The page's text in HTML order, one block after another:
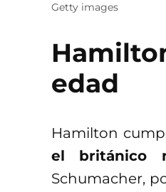
Getty images
edad
Hamilton
el británico
Schumacher,